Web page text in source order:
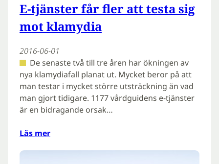
E-tjänster får fler att testa sig
mot klamydia
2016-06-01
De senaste två till tre åren har ökningen av
nya klamydiafall planat ut. Mycket beror på att
man testar i mycket större utsträckning än vad
man gjort tidigare. 1177 vårdguidens e-tjänster
är en bidragande orsak…
Läs mer